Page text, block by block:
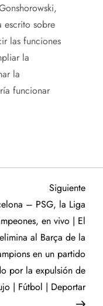
escrito sobre
las funciones
la
la
funcionar
Siguiente
– PSG, la Liga
en vivo | El
al Barça de la
en un partido
por la expulsión de
| Fútbol | Deportar